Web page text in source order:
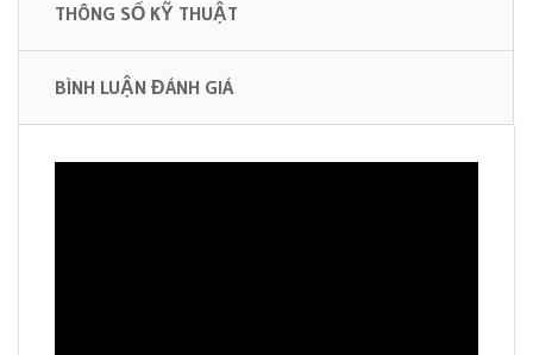
THÔNG SỐ KỸ THUẬT
BÌNH LUẬN ĐÁNH GIÁ